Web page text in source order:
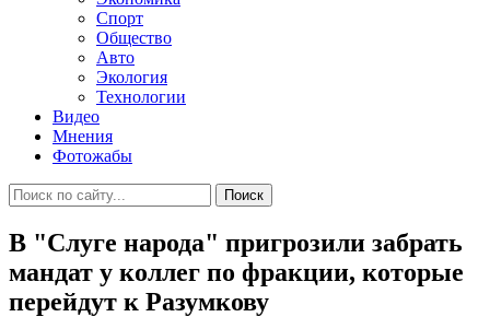
Спорт
Общество
Авто
Экология
Технологии
Видео
Мнения
Фотожабы
Поиск
В "Слуге народа" пригрозили забрать
мандат у коллег по фракции, которые
перейдут к Разумкову